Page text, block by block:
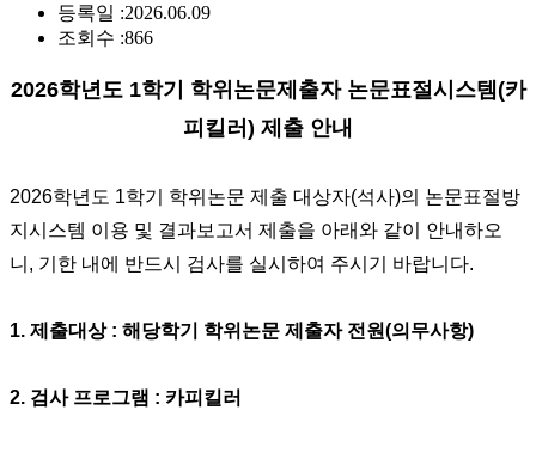
등록일 :2026.06.09
조회수 :866
2026학년도 1학기 학위논문제출자 논문표절시스템 (카
피킬러 ) 제출 안내
2026학년도 1학기 학위논문 제출 대상자(석사)의 논문표절방
지시스템 이용 및 결과보고서 제출을 아래와 같이 안내하오
니, 기한 내에 반드시 검사를 실시하여 주시기 바랍니다.
1. 제출대상 : 해당학기 학위논문 제출자 전원(의무사항)
2. 검사 프로그램 : 카피킬러